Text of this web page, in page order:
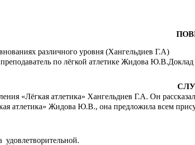
Родители
различного уровня (Хангельдиев Г.А)
по лёгкой атлетике Жидова
«Лёгкая атлетика» Хангельдиев Г.А. Он
атлетика» Жидова Ю.В., она предложила всем
удовлетворительной.